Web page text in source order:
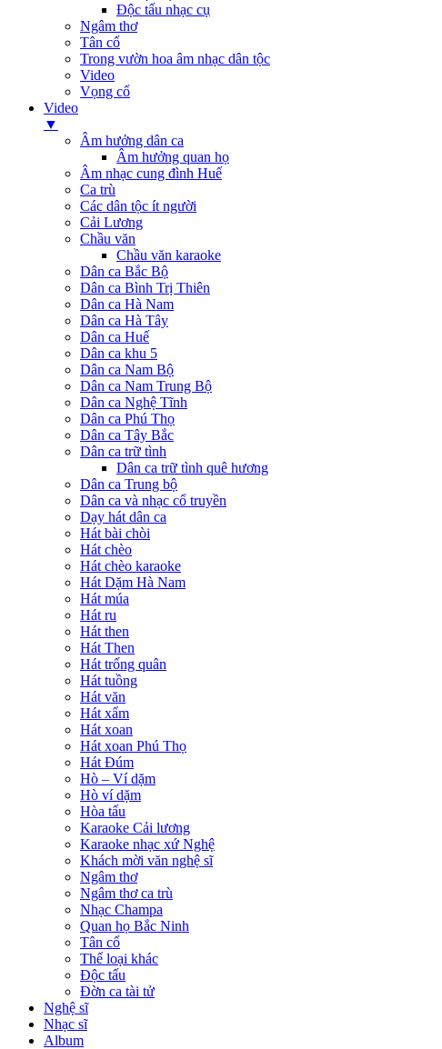
Độc tấu nhạc cụ
Ngâm thơ
Tân cổ
Trong vườn hoa âm nhạc dân tộc
Video
Vọng cổ
Video
▼
Âm hưởng dân ca
Âm hưởng quan họ
Âm nhạc cung đình Huế
Ca trù
Các dân tộc ít người
Cải Lương
Chầu văn
Chầu văn karaoke
Dân ca Bắc Bộ
Dân ca Bình Trị Thiên
Dân ca Hà Nam
Dân ca Hà Tây
Dân ca Huế
Dân ca khu 5
Dân ca Nam Bộ
Dân ca Nam Trung Bộ
Dân ca Nghệ Tĩnh
Dân ca Phú Thọ
Dân ca Tây Bắc
Dân ca trữ tình
Dân ca trữ tình quê hương
Dân ca Trung bộ
Dân ca và nhạc cổ truyền
Dạy hát dân ca
Hát bài chòi
Hát chèo
Hát chèo karaoke
Hát Dặm Hà Nam
Hát múa
Hát ru
Hát then
Hát Then
Hát trống quân
Hát tuồng
Hát văn
Hát xẩm
Hát xoan
Hát xoan Phú Thọ
Hát Đúm
Hò – Ví dặm
Hò ví dặm
Hòa tấu
Karaoke Cải lương
Karaoke nhạc xứ Nghệ
Khách mời văn nghệ sĩ
Ngâm thơ
Ngâm thơ ca trù
Nhạc Champa
Quan họ Bắc Ninh
Tân cổ
Thể loại khác
Độc tấu
Đờn ca tài tử
Nghệ sĩ
Nhạc sĩ
Album